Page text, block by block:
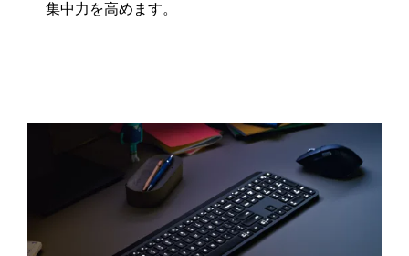
集中力を高めます。